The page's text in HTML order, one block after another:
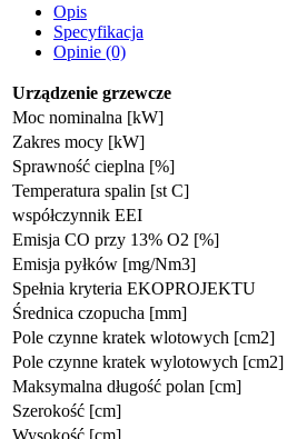
Opis
Specyfikacja
Opinie (0)
Urządzenie grzewcze
Moc nominalna [kW]
Zakres mocy [kW]
Sprawność cieplna [%]
Temperatura spalin [st C]
współczynnik EEI
Emisja CO przy 13% O2 [%]
Emisja pyłków [mg/Nm3]
Spełnia kryteria EKOPROJEKTU
Średnica czopucha [mm]
Pole czynne kratek wlotowych [cm2]
Pole czynne kratek wylotowych [cm2]
Maksymalna długość polan [cm]
Szerokość [cm]
Wysokość [cm]